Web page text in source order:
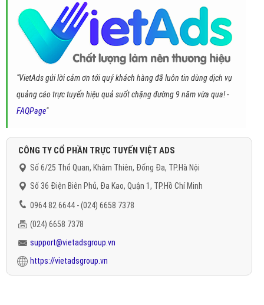
"VietAds gửi lời cảm ơn tới quý khách hàng đã luôn tin dùng dịch vụ
quảng cáo trực tuyến hiệu quả suốt chặng đường 9 năm vừa qua! -
FAQPage"
CÔNG TY CỔ PHẦN TRỰC TUYẾN VIỆT ADS
Số 6/25 Thổ Quan, Khâm Thiên, Đống Đa, TP.Hà Nội
Số 36 Điện Biên Phủ, Đa Kao, Quận 1, TP.Hồ Chí Minh
0964 82 6644 - (024) 6658 7378
(024) 6658 7378
support@vietadsgroup.vn
https://vietadsgroup.vn